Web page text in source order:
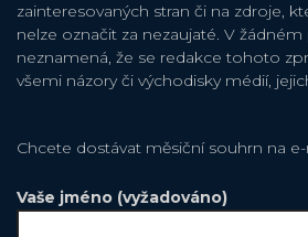
zainteresovaných stran či na zdroje,
nelze označit za nezaujaté. V
neznamená, že se redakce tohoto
všemi názory či východisky médií,
Chcete dostávat měsiční souhrn na
Vaše jméno (vyžadováno)